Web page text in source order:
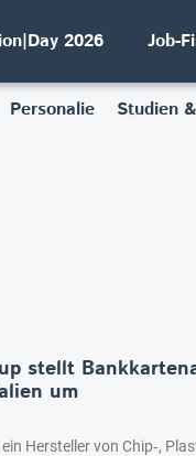
2026 Job-
Personalie Studien
stellt
um
Hersteller von Chip‑,